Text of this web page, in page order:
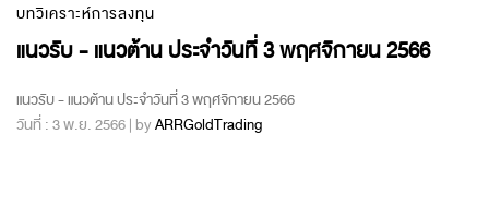
บทวิเคราะห์การลงทุน
แนวรับ - แนวต้าน ประจำวันที่ 3 พฤศจิกายน 2566
แนวรับ - แนวต้าน ประจำวันที่ 3 พฤศจิกายน 2566
วันที่ : 3 พ.ย. 2566 | byARRGoldTrading